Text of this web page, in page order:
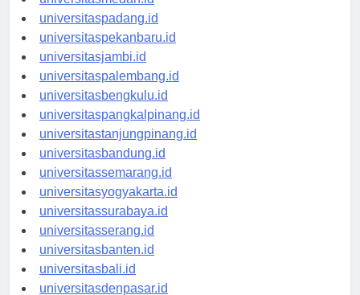
universitasmedan.id
universitaspadang.id
universitaspekanbaru.id
universitasjambi.id
universitaspalembang.id
universitasbengkulu.id
universitaspangkalpinang.id
universitastanjungpinang.id
universitasbandung.id
universitassemarang.id
universitasyogyakarta.id
universitassurabaya.id
universitasserang.id
universitasbanten.id
universitasbali.id